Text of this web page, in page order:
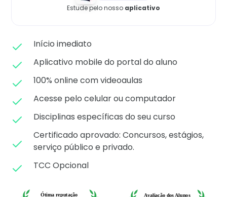
Estude pelo nosso aplicativo
Início imediato
Aplicativo mobile do portal do aluno
100% online com videoaulas
Acesse pelo celular ou computador
Disciplinas específicas do seu curso
Certificado aprovado: Concursos, estágios,
serviço público e privado.
TCC Opcional